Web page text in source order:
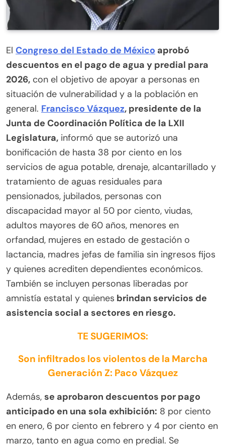
El Congreso del Estado de México aprobó
descuentos en el pago de agua y predial para
2026, con el objetivo de apoyar a personas en
situación de vulnerabilidad y a la población en
general. Francisco Vázquez, presidente de la
Junta de Coordinación Política de la LXII
Legislatura, informó que se autorizó una
bonificación de hasta 38 por ciento en los
servicios de agua potable, drenaje, alcantarillado y
tratamiento de aguas residuales para
pensionados, jubilados, personas con
discapacidad mayor al 50 por ciento, viudas,
adultos mayores de 60 años, menores en
orfandad, mujeres en estado de gestación o
lactancia, madres jefas de familia sin ingresos fijos
y quienes acrediten dependientes económicos.
También se incluyen personas liberadas por
amnistía estatal y quienes brindan servicios de
asistencia social a sectores en riesgo.
TE SUGERIMOS:
Son infiltrados los violentos de la Marcha
Generación Z: Paco Vázquez
Además, se aprobaron descuentos por pago
anticipado en una sola exhibición: 8 por ciento
en enero, 6 por ciento en febrero y 4 por ciento en
marzo, tanto en agua como en predial. Se